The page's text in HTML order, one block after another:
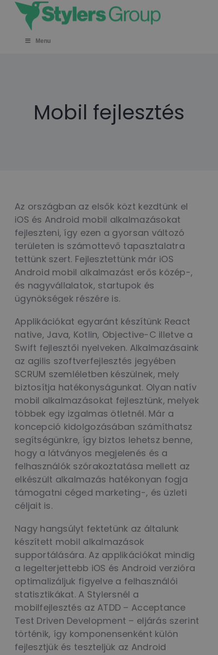
Skip
content
Menu
Mobil fejlesztés
Az országban az elsők közt kezdtünk el
iOS és Android mobil alkalmazásokat
fejleszteni, így ezen a gyorsan változó
területen is számottevő tapasztalatra
tettünk szert. Fejlesztettünk már iOS
Android mobil alkalmazást erős közép-,
és nagyvállalatok, startupok és
ügynökségek részére is.
Applikációkat egyaránt készítünk React
native, Java, Kotlin, Objective-C illetve a
Swift fejlesztői nyelveken. Alkalmazásaink
az agilis szoftverfejlesztés jegyében
SCRUM szemléletben készülnek, mely
biztosítja hatékonyságunkat. Olyan natív
mobil alkalmazásokat fejlesztünk, melyek
többek egy izgalmas ötletnél. Már a
koncepció kidolgozásában számíthatsz
segítségünkre, így biztos lehetsz benne,
hogy a látványos megjelenés és a
felhasználók szórakoztatása mellett az
elkészült alkalmazás hatékonyan fogja
támogatni céged marketing-, és üzleti
céljait is.
Nagy hangsúlyt fektetünk az általunk
készített mobil alkalmazások
supportálására. Az applikációkat mindig
a legelterjettebb iOS és Android verzióra
optimalizáljuk figyelve a felhasználói
statisztikákat. A Stylersnél a
mobilfejlesztés az ATDD – Acceptance
Test Driven Development – eljárás szerint
történik, így komponensenként külön
fejlesztjük és teszteljük az Android